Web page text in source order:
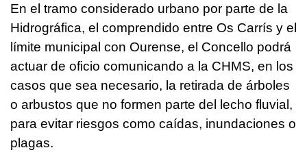
En el tramo considerado urbano por parte de la
Hidrográfica, el comprendido entre Os Carrís y el
límite municipal con Ourense, el Concello podrá
actuar de oficio comunicando a la CHMS, en los
casos que sea necesario, la retirada de árboles
o arbustos que no formen parte del lecho fluvial,
para evitar riesgos como caídas, inundaciones o
plagas.